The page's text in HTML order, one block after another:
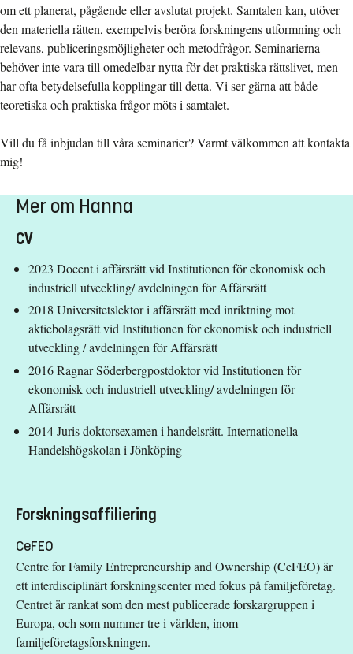
om ett planerat, pågående eller avslutat projekt. Samtalen kan, utöver
den materiella rätten, exempelvis beröra forskningens utformning och
relevans, publiceringsmöjligheter och metodfrågor. Seminarierna
behöver inte vara till omedelbar nytta för det praktiska rättslivet, men
har ofta betydelsefulla kopplingar till detta. Vi ser gärna att både
teoretiska och praktiska frågor möts i samtalet.
Vill du få inbjudan till våra seminarier? Varmt välkommen att kontakta
mig!
Mer om Hanna
CV
2023 Docent i affärsrätt vid Institutionen för ekonomisk och
industriell utveckling/ avdelningen för Affärsrätt
2018 Universitetslektor i affärsrätt med inriktning mot
aktiebolagsrätt vid Institutionen för ekonomisk och industriell
utveckling / avdelningen för Affärsrätt
2016 Ragnar Söderbergpostdoktor vid Institutionen för
ekonomisk och industriell utveckling/ avdelningen för
Affärsrätt
2014 Juris doktorsexamen i handelsrätt. Internationella
Handelshögskolan i Jönköping
Forskningsaffiliering
CeFEO
Centre for Family Entrepreneurship and Ownership (CeFEO) är
ett interdisciplinärt forskningscenter med fokus på familjeföretag.
Centret är rankat som den mest publicerade forskargruppen i
Europa, och som nummer tre i världen, inom
familjeföretagsforskningen.